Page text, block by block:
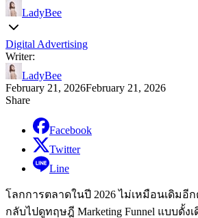
LadyBee
Digital Advertising
Writer:
LadyBee
February 21, 2026February 21, 2026
Share
Facebook
Twitter
Line
โลกการตลาดในปี 2026 ไม่เหมือนเดิมอี
กลับไปดูทฤษฎี Marketing Funnel แบบดั้ง